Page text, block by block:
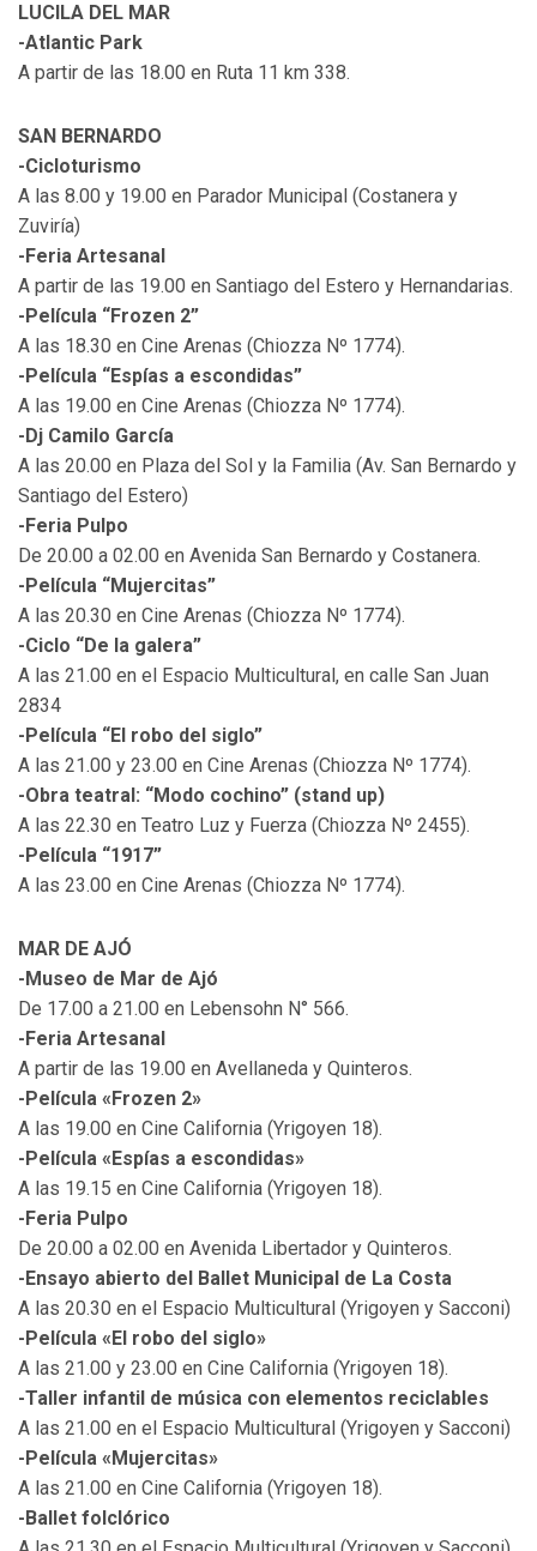
LUCILA DEL MAR
-Atlantic Park
A partir de las 18.00 en Ruta 11 km 338.
SAN BERNARDO
-Cicloturismo
A las 8.00 y 19.00 en Parador Municipal (Costanera y
Zuviría)
-Feria Artesanal
A partir de las 19.00 en Santiago del Estero y Hernandarias.
-Película “Frozen 2”
A las 18.30 en Cine Arenas (Chiozza Nº 1774).
-Película “Espías a escondidas”
A las 19.00 en Cine Arenas (Chiozza Nº 1774).
-Dj Camilo García
A las 20.00 en Plaza del Sol y la Familia (Av. San Bernardo y
Santiago del Estero)
-Feria Pulpo
De 20.00 a 02.00 en Avenida San Bernardo y Costanera.
-Película “Mujercitas”
A las 20.30 en Cine Arenas (Chiozza Nº 1774).
-Ciclo “De la galera”
A las 21.00 en el Espacio Multicultural, en calle San Juan
2834
-Película “El robo del siglo”
A las 21.00 y 23.00 en Cine Arenas (Chiozza Nº 1774).
-Obra teatral: “Modo cochino” (stand up)
A las 22.30 en Teatro Luz y Fuerza (Chiozza Nº 2455).
-Película “1917”
A las 23.00 en Cine Arenas (Chiozza Nº 1774).
MAR DE AJÓ
-Museo de Mar de Ajó
De 17.00 a 21.00 en Lebensohn N° 566.
-Feria Artesanal
A partir de las 19.00 en Avellaneda y Quinteros.
-Película «Frozen 2»
A las 19.00 en Cine California (Yrigoyen 18).
-Película «Espías a escondidas»
A las 19.15 en Cine California (Yrigoyen 18).
-Feria Pulpo
De 20.00 a 02.00 en Avenida Libertador y Quinteros.
-Ensayo abierto del Ballet Municipal de La Costa
A las 20.30 en el Espacio Multicultural (Yrigoyen y Sacconi)
-Película «El robo del siglo»
A las 21.00 y 23.00 en Cine California (Yrigoyen 18).
-Taller infantil de música con elementos reciclables
A las 21.00 en el Espacio Multicultural (Yrigoyen y Sacconi)
-Película «Mujercitas»
A las 21.00 en Cine California (Yrigoyen 18).
-Ballet folclórico